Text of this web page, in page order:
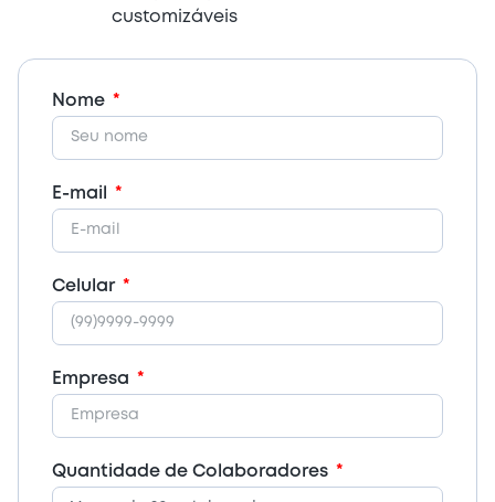
customizáveis
Nome
E-mail
Celular
Empresa
Quantidade de Colaboradores